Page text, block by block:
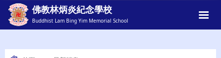
佛教林炳炎紀念學校
Buddhist Lam Bing Yim Memorial School